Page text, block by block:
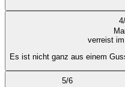
4/
verreist
Es ist nicht ganz aus einem
5/6